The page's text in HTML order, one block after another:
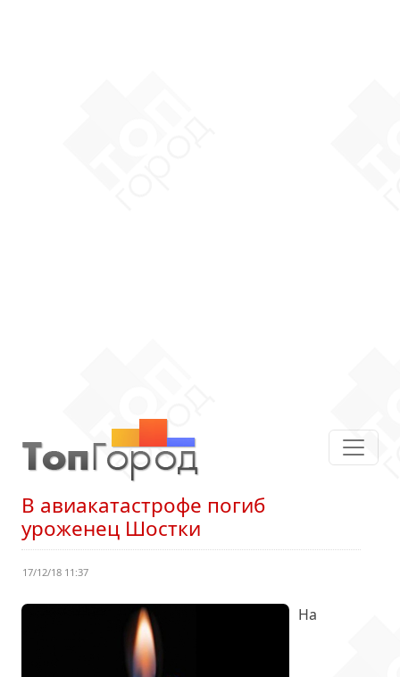
В авиакатастрофе погиб
уроженец Шостки
17/12/18 11:37
На